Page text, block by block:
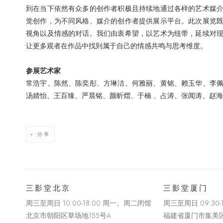
到在当下依然有众多的创作者积极且持续地通过各样的艺术媒
觉创作，为不同风格、媒介的创作者提供展示平台。此次展览
视角以及情感的对话。我们由衷希望，以艺术为纽带，延续对
让更多观者在作品中找到属于自己的情感共鸣与思考维度。
参展艺术家
常浩宇、陈然、陈奕彤、方琳洁、何雅丽、黄铭、赖玉华、李
汤婧怡、王百臻、严晨铭、颜昕熠、于楠 、占涛、张闻涛、赵
分享
三影堂北京
周三至周日 10:00-18:00 周一、周二闭馆
北京市朝阳区草场地155号A
三影堂厦门
周三至周日 09:30-
福建省厦门市集美